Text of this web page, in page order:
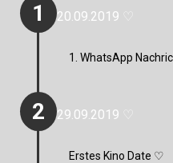
1 20.09.2019 ♡
1. WhatsApp
2 29.09.2019 ♡
Erstes Kino Date ♡